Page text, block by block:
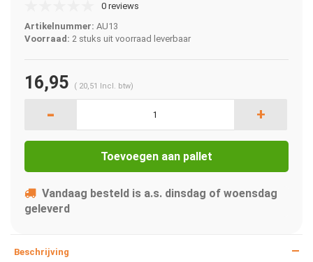
0 reviews
Artikelnummer: AU13
Voorraad: 2 stuks uit voorraad leverbaar
16,95 ( 20,51 Incl. btw)
- +
Toevoegen aan pallet
Vandaag besteld is a.s. dinsdag of woensdag
geleverd
Beschrijving